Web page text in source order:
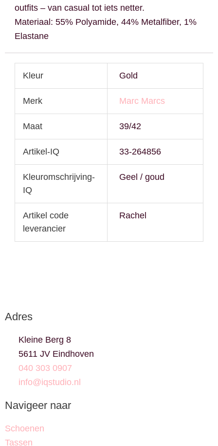
outfits – van casual tot iets netter.
Materiaal: 55% Polyamide, 44% Metalfiber, 1%
Elastane
Kleur Gold
Merk Marc Marcs
Maat 39/42
Artikel-IQ 33-264856
Kleuromschrijving-
IQ
Geel / goud
Artikel code
leverancier
Rachel
Adres
Kleine Berg 8
5611 JV Eindhoven
040 303 0907
info@iqstudio.nl
Navigeer naar
Schoenen
Tassen